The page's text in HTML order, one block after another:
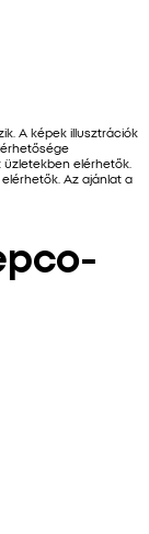
A képek illusztrációk
elérhetők.
Az ajánlat a